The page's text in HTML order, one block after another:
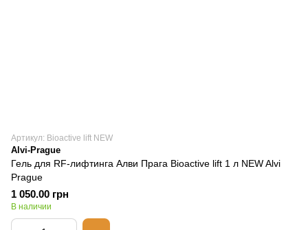
Артикул: Bioactive lift NEW
Alvi-Prague
Гель для RF-лифтинга Алви Прага Bioactive lift 1 л NEW Alvi
Prague
1 050.00 грн
В наличии